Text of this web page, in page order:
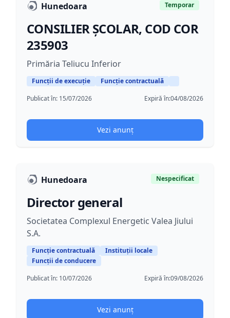
Hunedoara Temporar
CONSILIER ȘCOLAR, COD COR
235903
Primăria Teliucu Inferior
Funcții de execuție
Funcție contractuală
Publicat în: 15/07/2026 Expiră în:04/08/2026
Vezi anunț
Hunedoara Nespecificat
Director general
Societatea Complexul Energetic Valea Jiului
S.A.
Funcție contractuală
Instituții locale
Funcții de conducere
Publicat în: 10/07/2026 Expiră în:09/08/2026
Vezi anunț